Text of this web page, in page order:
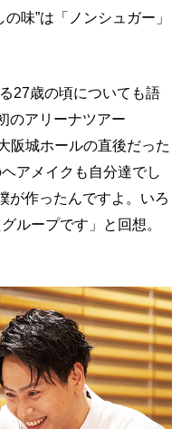
味”は「ノンシュガー」
27歳の頃についても語
のアリーナツアー
阪城ホールの直後だった
アメイクも自分達でし
が作ったんですよ。いろ
ループです」と回想。